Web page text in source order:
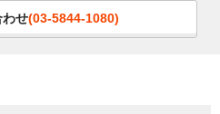
わせ(03-5844-1080)